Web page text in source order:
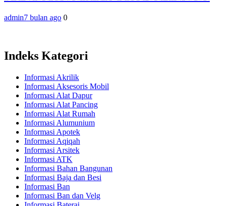
admin7 bulan ago 0
Indeks Kategori
Informasi Akrilik
Informasi Aksesoris Mobil
Informasi Alat Dapur
Informasi Alat Pancing
Informasi Alat Rumah
Informasi Alumunium
Informasi Apotek
Informasi Aqiqah
Informasi Arsitek
Informasi ATK
Informasi Bahan Bangunan
Informasi Baja dan Besi
Informasi Ban
Informasi Ban dan Velg